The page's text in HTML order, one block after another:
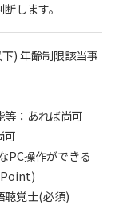
します。
) 年齢制限該当事
等：あれば尚可
可
PC操作ができる
聴覚士(必須)